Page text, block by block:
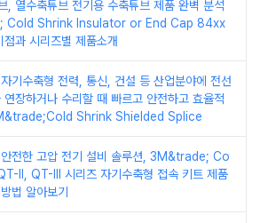
, 열수축튜브 전기용 수축튜브 제품 완벽 분석
Cold Shrink Insulator or End Cap 84xx
과 시리즈별 제품소개
기수축형 전력, 통신, 건설 등 산업분야에 전선
연장하거나 수리할 때 빠르고 안전하고 효율적
Shrink Shielded Splice
안전한 고압 전기 설비 솔루션, 3M&trade; Co
II, QT-III 시리즈 자기수축형 접속 키트 제품
법 알아보기